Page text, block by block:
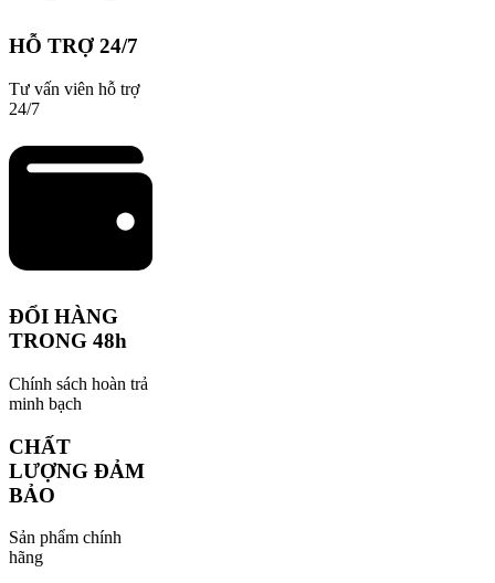
HỖ TRỢ 24/7
Tư vấn viên hỗ trợ
24/7
ĐỔI HÀNG
TRONG 48h
Chính sách hoàn trả
minh bạch
CHẤT
LƯỢNG ĐẢM
BẢO
Sản phẩm chính
hãng